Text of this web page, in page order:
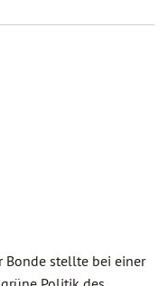
Bonde stellte bei einer